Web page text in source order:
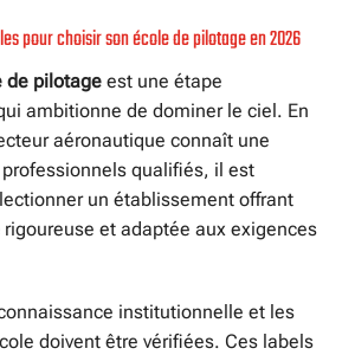
pour choisir son école de pilotage en 2026
de pilotage est une étape
ambitionne de dominer le ciel. En
aéronautique connaît une
qualifiés, il est
un établissement offrant
rigoureuse et adaptée aux exigences
institutionnelle et les
doivent être vérifiées. Ces labels